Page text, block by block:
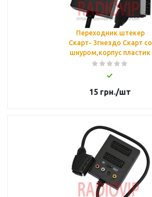
Переходник штекер
Скарт- 3гнездо Скарт со
шнуром,корпус пластик
15 грн./шт